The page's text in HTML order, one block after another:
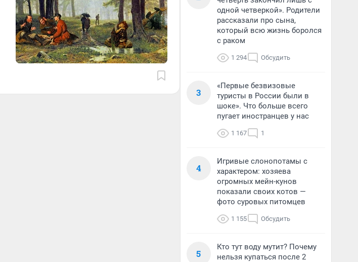
одной четверкой». Родители
рассказали про сына,
который всю жизнь боролся
с раком
1 294 Обсудить
3
«Первые безвизовые
туристы в России были в
шоке». Что больше всего
пугает иностранцев у нас
1 167 1
4
Игривые слонопотамы с
характером: хозяева
огромных мейн-кунов
показали своих котов —
фото суровых питомцев
1 155 Обсудить
5
Кто тут воду мутит? Почему
нельзя купаться после 2